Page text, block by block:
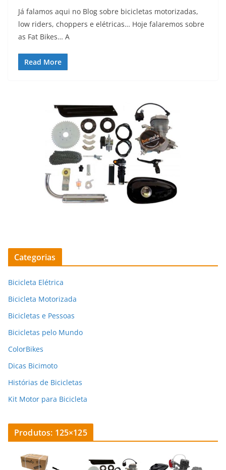
Já falamos aqui no Blog sobre bicicletas motorizadas,
low riders, choppers e elétricas… Hoje falaremos sobre
as Fat Bikes… A
Read More
Categorias
Bicicleta Elétrica
Bicicleta Motorizada
Bicicletas e Pessoas
Bicicletas pelo Mundo
ColorBikes
Dicas Bicimoto
Histórias de Bicicletas
Kit Motor para Bicicleta
Produtos: 125×125